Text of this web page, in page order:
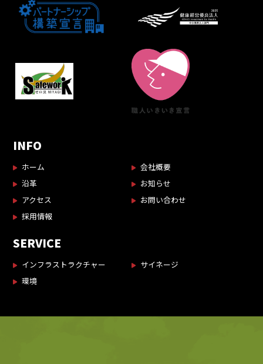
INFO
ホーム
会社概要
沿革
お知らせ
アクセス
お問い合わせ
採用情報
SERVICE
インフラストラクチャー
サイネージ
環境